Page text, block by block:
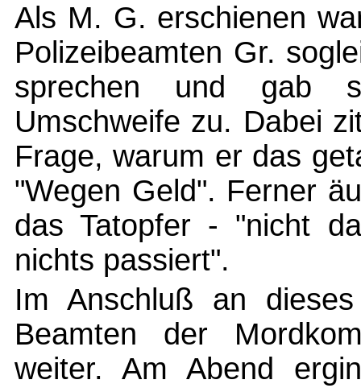
Als M. G. erschienen
Polizeibeamten Gr.
sprechen und gab
Umschweife zu. Dabei
Frage, warum er das
"Wegen Geld". Ferner
das Tatopfer - "nicht
nichts passiert".
Im Anschluß an
Beamten der
weiter. Am Abend